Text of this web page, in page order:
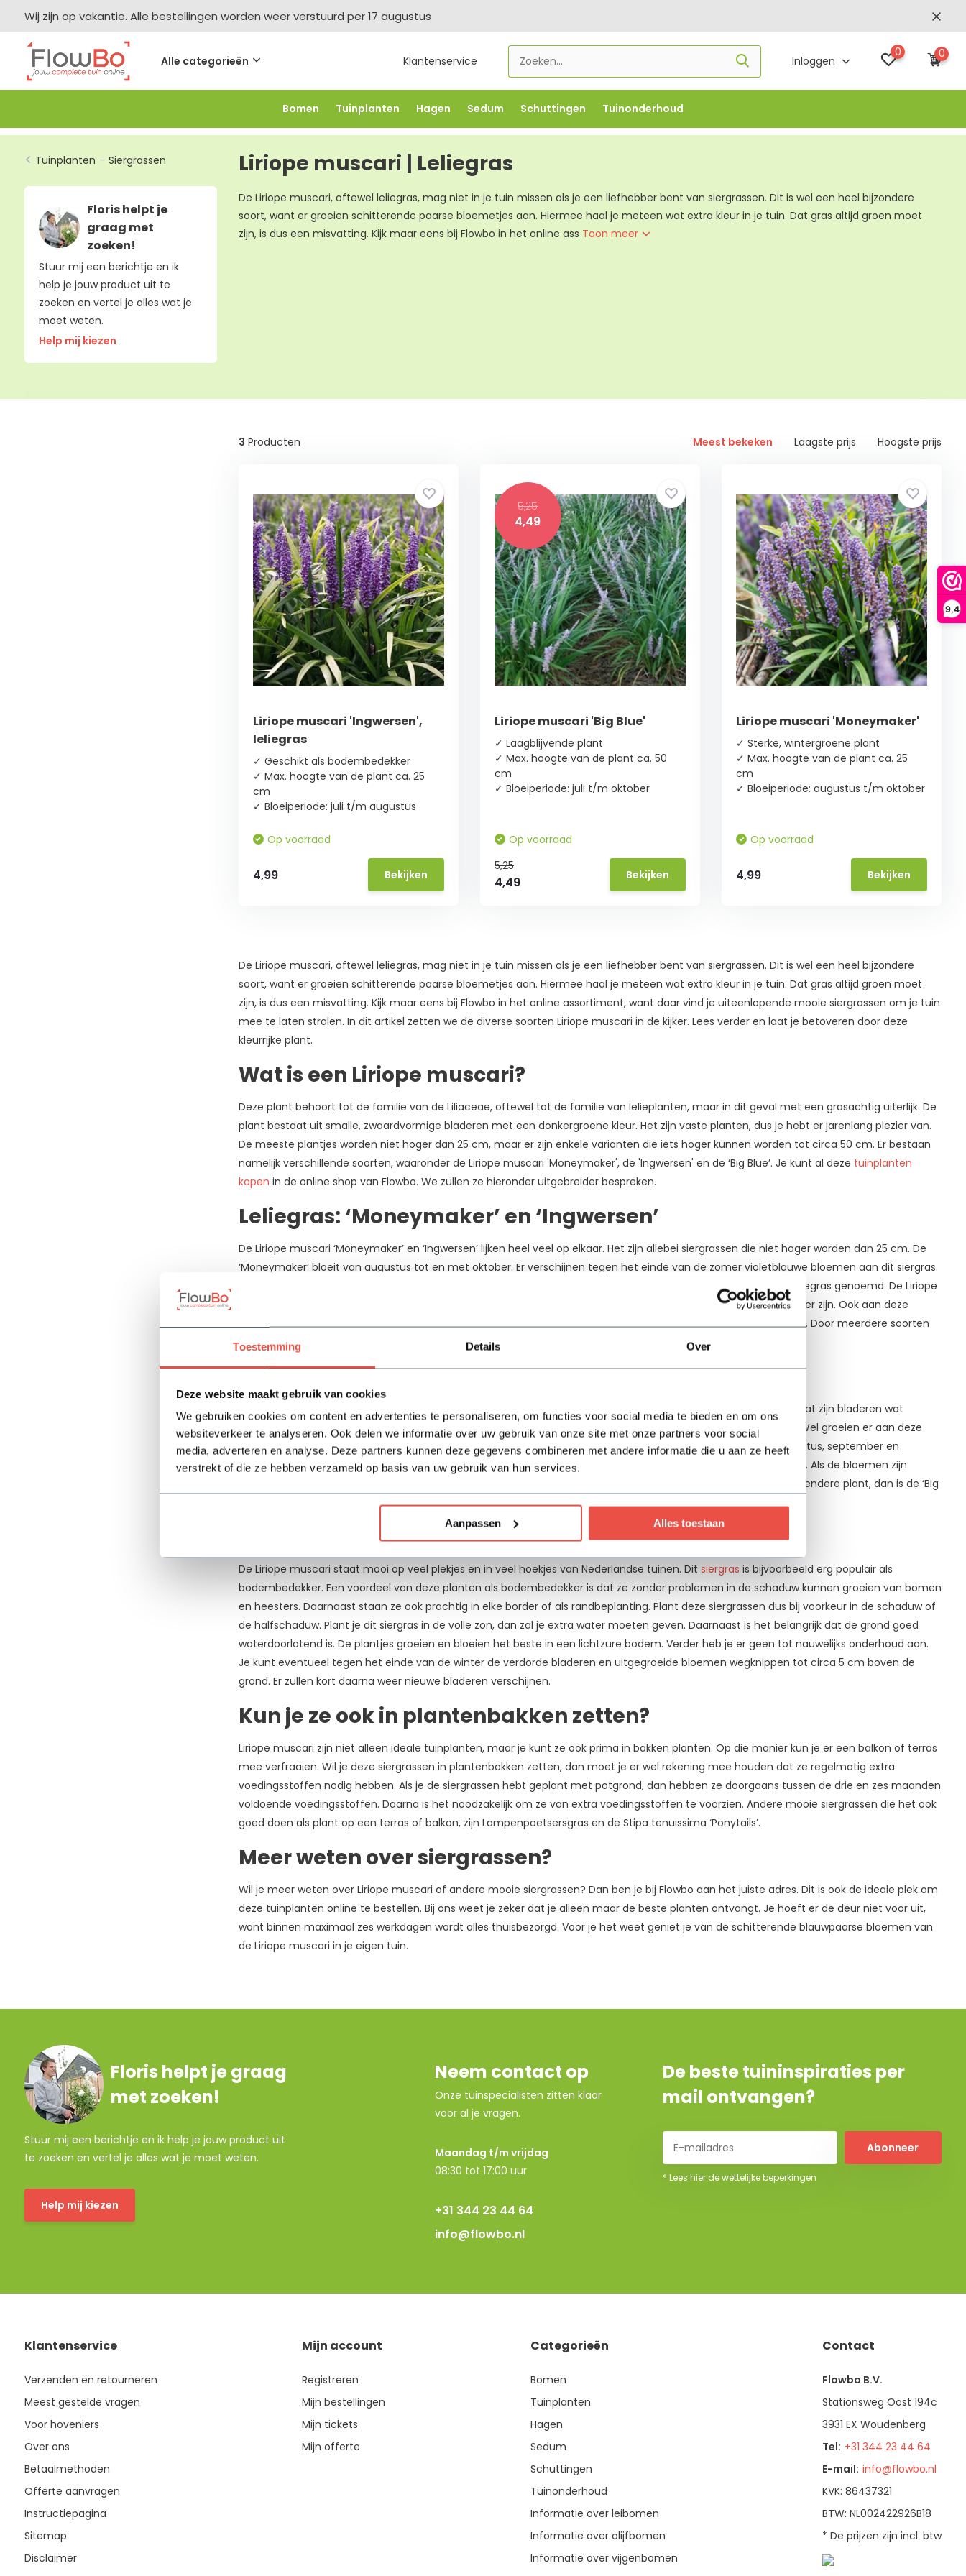
Toestemming Details Over
Deze website maakt gebruik van cookies
We gebruiken cookies om content en advertenties te personaliseren, om functies voor social media te bieden en om ons
websiteverkeer te analyseren. Ook delen we informatie over uw gebruik van onze site met onze partners voor social
media, adverteren en analyse. Deze partners kunnen deze gegevens combineren met andere informatie die u aan ze heeft
verstrekt of die ze hebben verzameld op basis van uw gebruik van hun services.
Aanpassen Alles toestaan
9,4
Wij zijn op vakantie. Alle bestellingen worden weer verstuurd per 17 augustus
Alle categorieën Klantenservice Inloggen
0 0
Bomen Tuinplanten Hagen Sedum Schuttingen Tuinonderhoud
-2,5% vanaf €250 -FLOWBO250 -5% vanaf €500 -FLOWBO500 -7,5% vanaf €1000 -
Tuinplanten - Siergrassen
Floris helpt je
graag met
zoeken!
Stuur mij een berichtje en ik
help je jouw product uit te
zoeken en vertel je alles wat je
moet weten.
Help mij kiezen
Liriope muscari | Leliegras
De Liriope muscari, oftewel leliegras, mag niet in je tuin missen als je een liefhebber bent van siergrassen. Dit is wel een heel bijzondere
soort, want er groeien schitterende paarse bloemetjes aan. Hiermee haal je meteen wat extra kleur in je tuin. Dat gras altijd groen moet
zijn, is dus een misvatting. Kijk maar eens bij Flowbo in het online ass Toon meer
3 Producten Meest bekeken Laagste prijs Hoogste prijs
Liriope muscari 'Ingwersen',
leliegras
✓ Geschikt als bodembedekker
✓ Max. hoogte van de plant ca. 25
cm
✓ Bloeiperiode: juli t/m augustus
Op voorraad
4,99 Bekijken
5,25
4,49
Liriope muscari 'Big Blue'
✓ Laagblijvende plant
✓ Max. hoogte van de plant ca. 50
cm
✓ Bloeiperiode: juli t/m oktober
Op voorraad
5,25
4,49 Bekijken
Liriope muscari 'Moneymaker'
✓ Sterke, wintergroene plant
✓ Max. hoogte van de plant ca. 25
cm
✓ Bloeiperiode: augustus t/m oktober
Op voorraad
4,99 Bekijken
De Liriope muscari, oftewel leliegras, mag niet in je tuin missen als je een liefhebber bent van siergrassen. Dit is wel een heel bijzondere
soort, want er groeien schitterende paarse bloemetjes aan. Hiermee haal je meteen wat extra kleur in je tuin. Dat gras altijd groen moet
zijn, is dus een misvatting. Kijk maar eens bij Flowbo in het online assortiment, want daar vind je uiteenlopende mooie siergrassen om je tuin
mee te laten stralen. In dit artikel zetten we de diverse soorten Liriope muscari in de kijker. Lees verder en laat je betoveren door deze
kleurrijke plant.
Wat is een Liriope muscari?
Deze plant behoort tot de familie van de Liliaceae, oftewel tot de familie van lelieplanten, maar in dit geval met een grasachtig uiterlijk. De
plant bestaat uit smalle, zwaardvormige bladeren met een donkergroene kleur. Het zijn vaste planten, dus je hebt er jarenlang plezier van.
De meeste plantjes worden niet hoger dan 25 cm, maar er zijn enkele varianten die iets hoger kunnen worden tot circa 50 cm. Er bestaan
namelijk verschillende soorten, waaronder de Liriope muscari 'Moneymaker', de 'Ingwersen' en de ‘Big Blue’. Je kunt al deze tuinplanten
kopen in de online shop van Flowbo. We zullen ze hieronder uitgebreider bespreken.
Leliegras: ‘Moneymaker’ en ‘Ingwersen’
De Liriope muscari ‘Moneymaker’ en ‘Ingwersen’ lijken heel veel op elkaar. Het zijn allebei siergrassen die niet hoger worden dan 25 cm. De
‘Moneymaker’ bloeit van augustus tot en met oktober. Er verschijnen tegen het einde van de zomer violetblauwe bloemen aan dit siergras.
Ze doen denken aan kleine blauwpaarse druiven. Doordat de bladeren op gras lijken, wordt deze plant ook wel leliegras genoemd. De Liriope
muscari ‘Ingwersen’ lijkt heel veel op de ‘Moneymaker’. Het verschil is dat de bladeren van deze soort nog iets fijner zijn. Ook aan deze
plantjes groeien paarse bloemen. Wel bloeit deze soort eerder, namelijk gedurende de maanden juli en augustus. Door meerdere soorten
te combineren, kun je langer van de vrolijke bloemen genieten.
De kenmerken van de ‘Big Blue’
Deze Liriope muscari ‘Big Blue’ onderscheidt zich van de overige twee soorten die we hierboven uitlichtten, doordat zijn bladeren wat
robuuster en langer zijn. Een ander kenmerk van de Big Blue is dat hij sneller groeit dan andere soorten leliegras. Wel groeien er aan deze
variant ook mooie paarse bloemen die op druifjes lijken. Deze bloemen zijn te bewonderen in de maanden augustus, september en
oktober. Deze planten groeien dus iets uitbundiger dan de andere soorten en kunnen 40 tot 50 cm hoog worden. Als de bloemen zijn
uitgebloeid verschijnen er zwarte bessen die tot in de winter hun charme verspreiden. Zoek je dus een iets opvallendere plant, dan is de ‘Big
Ideaal als bodembedekker
De Liriope muscari staat mooi op veel plekjes en in veel hoekjes van Nederlandse tuinen. Dit siergras is bijvoorbeeld erg populair als
bodembedekker. Een voordeel van deze planten als bodembedekker is dat ze zonder problemen in de schaduw kunnen groeien van bomen
en heesters. Daarnaast staan ze ook prachtig in elke border of als randbeplanting. Plant deze siergrassen dus bij voorkeur in de schaduw of
de halfschaduw. Plant je dit siergras in de volle zon, dan zal je extra water moeten geven. Daarnaast is het belangrijk dat de grond goed
waterdoorlatend is. De plantjes groeien en bloeien het beste in een lichtzure bodem. Verder heb je er geen tot nauwelijks onderhoud aan.
Je kunt eventueel tegen het einde van de winter de verdorde bladeren en uitgegroeide bloemen wegknippen tot circa 5 cm boven de
grond. Er zullen kort daarna weer nieuwe bladeren verschijnen.
Kun je ze ook in plantenbakken zetten?
Liriope muscari zijn niet alleen ideale tuinplanten, maar je kunt ze ook prima in bakken planten. Op die manier kun je er een balkon of terras
mee verfraaien. Wil je deze siergrassen in plantenbakken zetten, dan moet je er wel rekening mee houden dat ze regelmatig extra
voedingsstoffen nodig hebben. Als je de siergrassen hebt geplant met potgrond, dan hebben ze doorgaans tussen de drie en zes maanden
voldoende voedingsstoffen. Daarna is het noodzakelijk om ze van extra voedingsstoffen te voorzien. Andere mooie siergrassen die het ook
goed doen als plant op een terras of balkon, zijn Lampenpoetsersgras en de Stipa tenuissima ‘Ponytails’.
Meer weten over siergrassen?
Wil je meer weten over Liriope muscari of andere mooie siergrassen? Dan ben je bij Flowbo aan het juiste adres. Dit is ook de ideale plek om
deze tuinplanten online te bestellen. Bij ons weet je zeker dat je alleen maar de beste planten ontvangt. Je hoeft er de deur niet voor uit,
want binnen maximaal zes werkdagen wordt alles thuisbezorgd. Voor je het weet geniet je van de schitterende blauwpaarse bloemen van
de Liriope muscari in je eigen tuin.
Floris helpt je graag
met zoeken!
Stuur mij een berichtje en ik help je jouw product uit
te zoeken en vertel je alles wat je moet weten.
Help mij kiezen
Neem contact op
Onze tuinspecialisten zitten klaar
voor al je vragen.
Maandag t/m vrijdag
08:30 tot 17:00 uur
+31 344 23 44 64
info@flowbo.nl
De beste tuininspiraties per
mail ontvangen?
Abonneer
* Lees hier de wettelijke beperkingen
Klantenservice
Verzenden en retourneren
Meest gestelde vragen
Voor hoveniers
Over ons
Betaalmethoden
Offerte aanvragen
Instructiepagina
Sitemap
Disclaimer
Mijn account
Registreren
Mijn bestellingen
Mijn tickets
Mijn offerte
Categorieën
Bomen
Tuinplanten
Hagen
Sedum
Schuttingen
Tuinonderhoud
Informatie over leibomen
Informatie over olijfbomen
Informatie over vijgenbomen
Contact
Flowbo B.V.
Stationsweg Oost 194c
3931 EX Woudenberg
Tel: +31 344 23 44 64
E-mail: info@flowbo.nl
KVK: 86437321
BTW: NL002422926B18
* De prijzen zijn incl. btw